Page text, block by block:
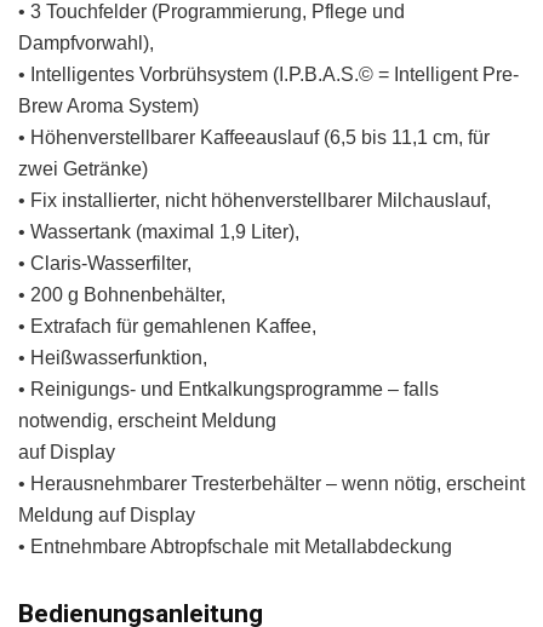
• 3 Touchfelder (Programmierung, Pflege und
Dampfvorwahl),
• Intelligentes Vorbrühsystem (I.P.B.A.S.© = Intelligent Pre-
Brew Aroma System)
• Höhenverstellbarer Kaffeeauslauf (6,5 bis 11,1 cm, für
zwei Getränke)
• Fix installierter, nicht höhenverstellbarer Milchauslauf,
• Wassertank (maximal 1,9 Liter),
• Claris-Wasserfilter,
• 200 g Bohnenbehälter,
• Extrafach für gemahlenen Kaffee,
• Heißwasserfunktion,
• Reinigungs- und Entkalkungsprogramme – falls
notwendig, erscheint Meldung
auf Display
• Herausnehmbarer Tresterbehälter – wenn nötig, erscheint
Meldung auf Display
• Entnehmbare Abtropfschale mit Metallabdeckung
Bedienungsanleitung